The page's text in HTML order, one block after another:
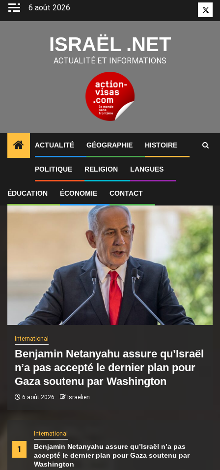
Aller
6 août 2026
ISRAËL .NET
ACTUALITÉ ET INFORMATIONS
ACTUALITÉ GÉOGRAPHIE HISTOIRE
POLITIQUE RELIGION LANGUES
ÉDUCATION ÉCONOMIE CONTACT
ALERTES INFO 1 Benjamin Netanyahu assure
1
International
Benjamin Netanyahu assure qu’Israël n’a pas
accepté le dernier plan pour Gaza soutenu par
Washington
International
Benjamin Netanyahu assure qu’Israël
n’a pas accepté le dernier plan pour
Gaza soutenu par Washington
6 août 2026 Israëlien